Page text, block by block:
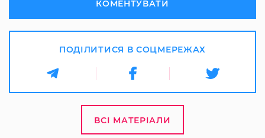
КОМЕНТУВАТИ
ПОДІЛИТИСЯ В СОЦМЕРЕЖАХ
ВСІ МАТЕРІАЛИ